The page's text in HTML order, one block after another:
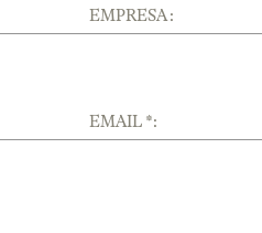
EMPRESA :
EMAIL *: